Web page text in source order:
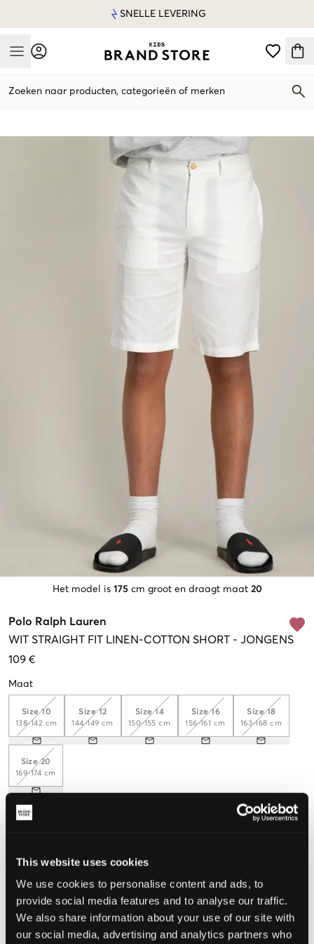
This website uses cookies
We use cookies to personalise content and ads, to
provide social media features and to analyse our traffic.
We also share information about your use of our site with
our social media, advertising and analytics partners who
SNELLE LEVERING
Mobile Menu
Zoeken naar producten, categorieën of merken
Het model is 175 cm groot en draagt maat 20
Polo Ralph Lauren
WIT STRAIGHT FIT LINEN-COTTON SHORT - JONGENS
109 €
Maat
Size 10
138-142 cm
Size 12
144-149 cm
Size 14
150-155 cm
Size 16
156-161 cm
Size 18
163-168 cm
Size 20
169-174 cm
Te klein
MAATTABEL
KIES EEN MAAT